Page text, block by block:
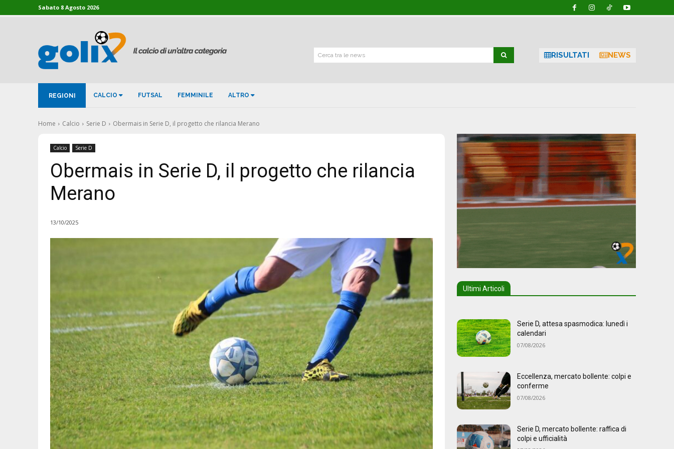
Sabato 8 Agosto 2026
Cerca tra le news RISULTATI NEWS
REGIONI CALCIO FUTSAL FEMMINILE ALTRO
Home Calcio Serie D Obermais in Serie D, il progetto che rilancia Merano
Calcio Serie D
Obermais in Serie D, il progetto che rilancia
Merano
13/10/2025
Ultimi Articoli
Serie D, attesa spasmodica: lunedì i
calendari
07/08/2026
Eccellenza, mercato bollente: colpi e
conferme
07/08/2026
Serie D, mercato bollente: raffica di
colpi e ufficialità